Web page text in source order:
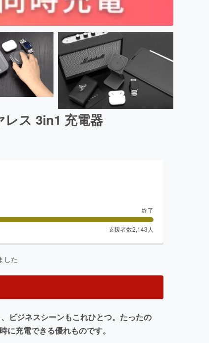
レス 3in1 充電器
終了
支援者数2,143 人
した
ビジネスシーンもこれひとつ。たったの
充電できる優れものです。